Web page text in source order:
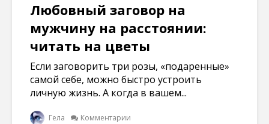
Любовный заговор на
мужчину на расстоянии:
читать на цветы
Если заговорить три розы, «подаренные»
самой себе, можно быстро устроить
личную жизнь. А когда в вашем...
Гела Комментарии